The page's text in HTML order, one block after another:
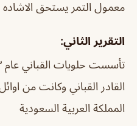
معمول التمر يستحق الاشاده
التقرير الثاني:
القادر القباني وكانت من
المملكة العربية السعودية